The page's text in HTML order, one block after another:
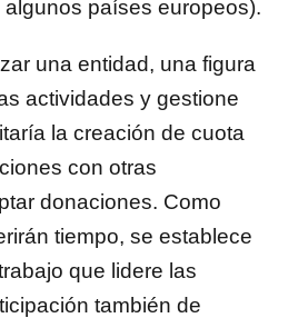
países europeos).
una entidad, una figura
actividades y gestione
la creación de cuota
con otras
donaciones. Como
tiempo, se establece
que lidere las
también de